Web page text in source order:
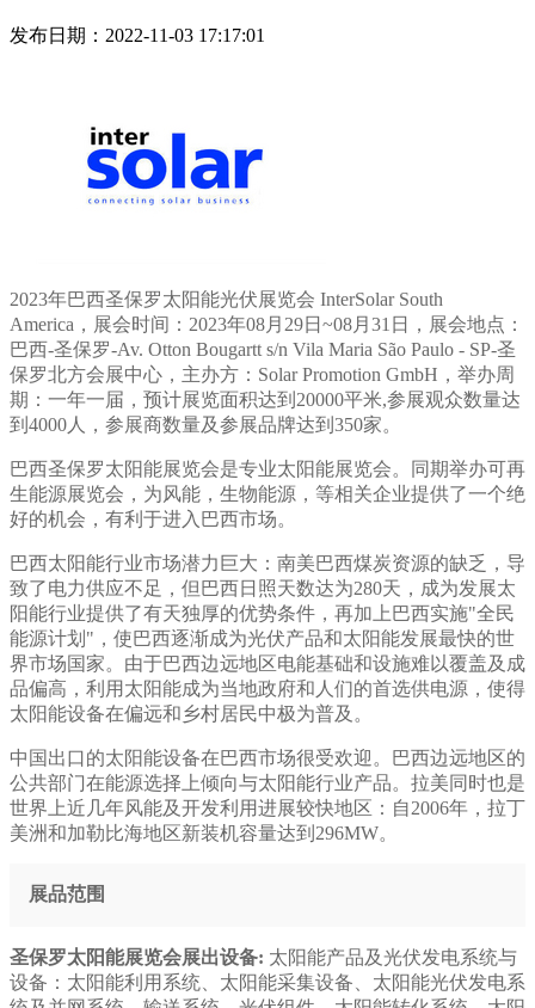
发布日期：2022-11-03 17:17:01
2023年巴西圣保罗太阳能光伏展览会 InterSolar South
America，展会时间：2023年08月29日~08月31日，展会地点：
巴西-圣保罗-Av. Otton Bougartt s/n Vila Maria São Paulo - SP-圣
保罗北方会展中心，主办方：Solar Promotion GmbH，举办周
期：一年一届，预计展览面积达到20000平米,参展观众数量达
到4000人，参展商数量及参展品牌达到350家。
巴西圣保罗太阳能展览会是专业太阳能展览会。同期举办可再
生能源展览会，为风能，生物能源，等相关企业提供了一个绝
好的机会，有利于进入巴西市场。
巴西太阳能行业市场潜力巨大：南美巴西煤炭资源的缺乏，导
致了电力供应不足，但巴西日照天数达为280天，成为发展太
阳能行业提供了有天独厚的优势条件，再加上巴西实施"全民
能源计划"，使巴西逐渐成为光伏产品和太阳能发展最快的世
界市场国家。由于巴西边远地区电能基础和设施难以覆盖及成
品偏高，利用太阳能成为当地政府和人们的首选供电源，使得
太阳能设备在偏远和乡村居民中极为普及。
中国出口的太阳能设备在巴西市场很受欢迎。巴西边远地区的
公共部门在能源选择上倾向与太阳能行业产品。拉美同时也是
世界上近几年风能及开发利用进展较快地区：自2006年，拉丁
美洲和加勒比海地区新装机容量达到296MW。
展品范围
圣保罗太阳能展览会展出设备: 太阳能产品及光伏发电系统与
设备：太阳能利用系统、太阳能采集设备、太阳能光伏发电系